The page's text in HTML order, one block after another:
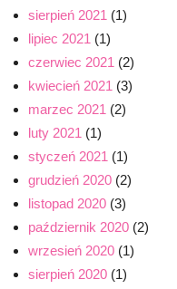
sierpień 2021 (1)
lipiec 2021 (1)
czerwiec 2021 (2)
kwiecień 2021 (3)
marzec 2021 (2)
luty 2021 (1)
styczeń 2021 (1)
grudzień 2020 (2)
listopad 2020 (3)
październik 2020 (2)
wrzesień 2020 (1)
sierpień 2020 (1)